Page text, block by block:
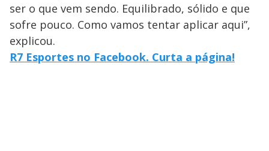
ser o que vem sendo. Equilibrado, sólido e que
sofre pouco. Como vamos tentar aplicar aqui”,
explicou.
R7 Esportes no Facebook. Curta a página!